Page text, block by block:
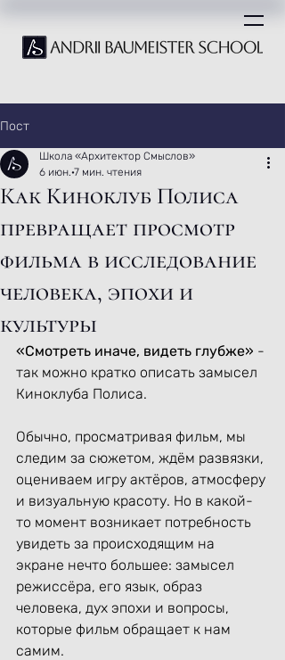
Пост
Как Киноклуб Полиса
превращает просмотр
фильма в исследование
человека, эпохи и
культуры
Школа «Архитектор Смыслов»
6 июн. 7 мин. чтения
«Смотреть иначе, видеть глубже» -
так можно кратко описать замысел
Киноклуба Полиса.
Обычно, просматривая фильм, мы
следим за сюжетом, ждём развязки,
оцениваем игру актёров, атмосферу
и визуальную красоту. Но в какой-
то момент возникает потребность
увидеть за происходящим на
экране нечто большее: замысел
режиссёра, его язык, образ
человека, дух эпохи и вопросы,
которые фильм обращает к нам
самим.